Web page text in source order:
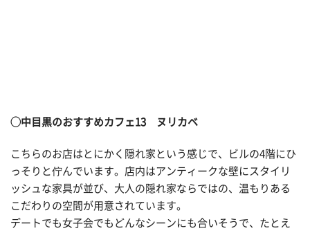
◯中目黒のおすすめカフェ13 ヌリカベ
こちらのお店はとにかく隠れ家という感じで、ビルの4階にひ
っそりと佇んでいます。店内はアンティークな壁にスタイリ
ッシュな家具が並び、大人の隠れ家ならではの、温もりある
こだわりの空間が用意されています。
デートでも女子会でもどんなシーンにも合いそうで、たとえ